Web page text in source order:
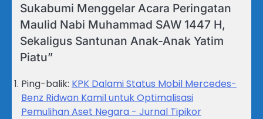
Sukabumi Menggelar Acara Peringatan
Maulid Nabi Muhammad SAW 1447 H,
Sekaligus Santunan Anak-Anak Yatim
Piatu”
Ping-balik: KPK Dalami Status Mobil Mercedes-
Benz Ridwan Kamil untuk Optimalisasi
Pemulihan Aset Negara - Jurnal Tipikor